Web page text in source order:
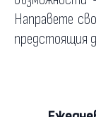
Направете
предстоящия